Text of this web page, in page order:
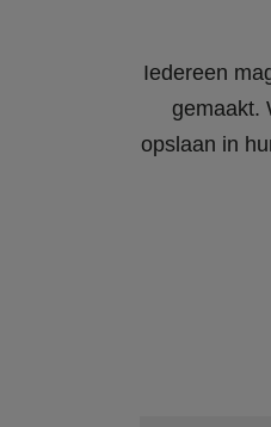
Iedereen
gemaakt.
opslaan in